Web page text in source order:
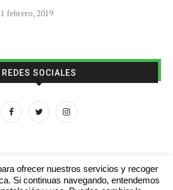
1 febrero, 2019
REDES SOCIALES
ofrecer nuestros servicios y recoger
Si continuas navegando, entendemos